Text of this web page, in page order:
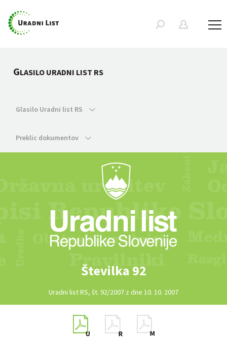
GLASILO URADNI LIST RS
Glasilo Uradni list RS
Preklic dokumentov
Številka 92
Uradni list RS, št. 92/2007 z dne 10. 10. 2007